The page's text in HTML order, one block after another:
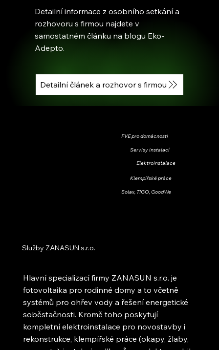
Detailní informace z osobního setkání a
rozhovoru s firmou najdete v
samostatném článku na blogu Eko-
Adepto.
Detailní článek a rozhovor s firmou
FVE pro domácnosti
Servisy instalací
Elektroinstalace
Klempířské práce
Solax, TIGO, GoodWe
Služby ZANASUN s.r.o.
Hlavní specializací firmy ZANASUN s.r.o. je
fotovoltaika pro rodinné domy a to včetně
systémů pro ohřev vody a řešení energetické
soběstačnosti. Kromě toho poskytují
kompletní elektroinstalace pro novostavby i
rekonstrukce, klempířské práce (okapy, žlaby,